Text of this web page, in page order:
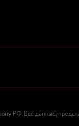
РФ. Все данные,